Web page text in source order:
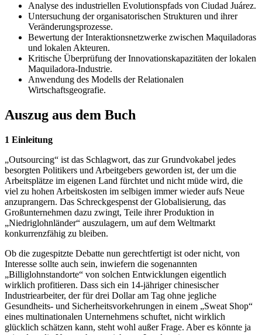
Analyse des industriellen Evolutionspfads von Ciudad Juárez.
Untersuchung der organisatorischen Strukturen und ihrer
Veränderungsprozesse.
Bewertung der Interaktionsnetzwerke zwischen Maquiladoras
und lokalen Akteuren.
Kritische Überprüfung der Innovationskapazitäten der lokalen
Maquiladora-Industrie.
Anwendung des Modells der Relationalen
Wirtschaftsgeografie.
Auszug aus dem Buch
1 Einleitung
„Outsourcing“ ist das Schlagwort, das zur Grundvokabel jedes
besorgten Politikers und Arbeitgebers geworden ist, der um die
Arbeitsplätze im eigenen Land fürchtet und nicht müde wird, die
viel zu hohen Arbeitskosten im selbigen immer wieder aufs Neue
anzuprangern. Das Schreckgespenst der Globalisierung, das
Großunternehmen dazu zwingt, Teile ihrer Produktion in
„Niedriglohnländer“ auszulagern, um auf dem Weltmarkt
konkurrenzfähig zu bleiben.
Ob die zugespitzte Debatte nun gerechtfertigt ist oder nicht, von
Interesse sollte auch sein, inwiefern die sogenannten
„Billiglohnstandorte“ von solchen Entwicklungen eigentlich
wirklich profitieren. Dass sich ein 14-jähriger chinesischer
Industriearbeiter, der für drei Dollar am Tag ohne jegliche
Gesundheits- und Sicherheitsvorkehrungen in einem „Sweat Shop“
eines multinationalen Unternehmens schuftet, nicht wirklich
glücklich schätzen kann, steht wohl außer Frage. Aber es könnte ja